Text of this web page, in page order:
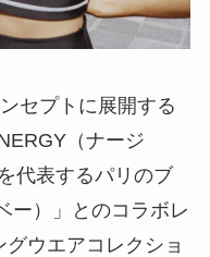
セプトに展開する
（ナージ
代表するパリのブ
ー）」とのコラボレ
ウエアコレクショ